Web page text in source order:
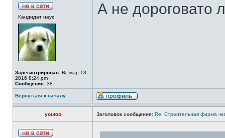
Кандидат наук
Зарегистрирован: Вс мар 13,
2016 8:24 pm
Сообщения: 38
А не дороговато
Вернуться к началу
youtoo Заголовок сообщения: Re: Строительная фирма -